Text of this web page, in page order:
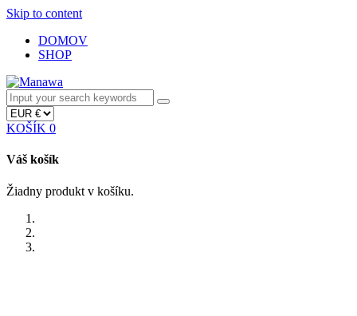
Skip to content
DOMOV
SHOP
KOŠÍK 0
Váš košík
Žiadny produkt v košíku.